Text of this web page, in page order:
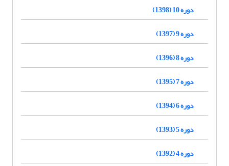
دوره 10 (1398)
دوره 9 (1397)
دوره 8 (1396)
دوره 7 (1395)
دوره 6 (1394)
دوره 5 (1393)
دوره 4 (1392)